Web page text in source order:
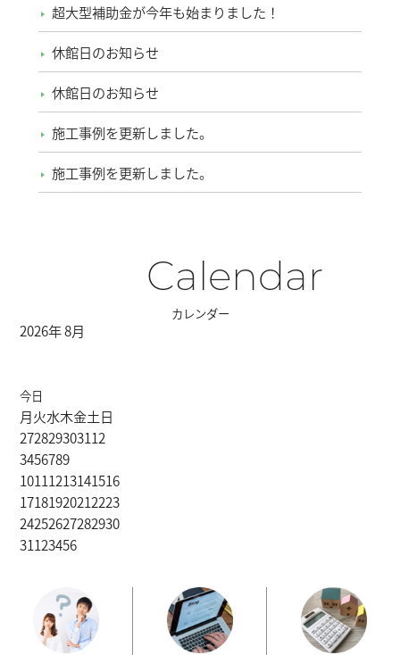
超大型補助金が今年も始まりました！
休館日のお知らせ
休館日のお知らせ
施工事例を更新しました。
施工事例を更新しました。
Calendar
カレンダー
2026年 8月
今日
月火水木金土日
272829303112
3456789
10111213141516
17181920212223
24252627282930
31123456